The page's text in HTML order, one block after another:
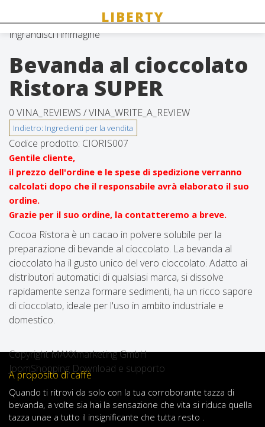
Ingrandisci l'immagine
Bevanda al cioccolato
Ristora SUPER
0 VINA_REVIEWS /VINA_WRITE_A_REVIEW
Codice prodotto: CIORIS007
Gentile cliente,
il prezzo dell'ordine e le spese di spedizione verranno
calcolati dopo che il responsabile avrà elaborato il suo
ordine.
Grazie per il suo ordine, la contatteremo a breve.
Cocoa Ristora è un cacao in polvere solubile per la
preparazione di bevande al cioccolato. La bevanda al
cioccolato ha il gusto unico del vero cioccolato. Adatto ai
distributori automatici di qualsiasi marca, si dissolve
rapidamente senza formare sedimenti, ha un ricco sapore
di cioccolato, ideale per l'uso in ambito industriale e
domestico.
Copyright MAXXmarketing GmbH
JoomShopping Download e supporto
A proposito di caffè
Quando ti ritrovi da solo con la tua corroborante tazza di
bevanda, a volte sia hai la sensazione che vita si riduca quella
tazza unae a tutto il insignificante che tutta resto .